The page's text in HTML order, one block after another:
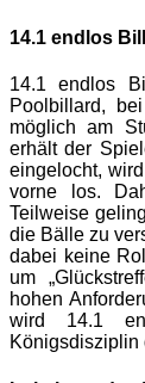
14.1 endlos
14.1 endlos
Poolbillard,
möglich am
erhält der
eingelocht,
vorne los.
Teilweise
die Bälle zu
dabei keine
um
hohen
wird 14.1
Königsdisziplin